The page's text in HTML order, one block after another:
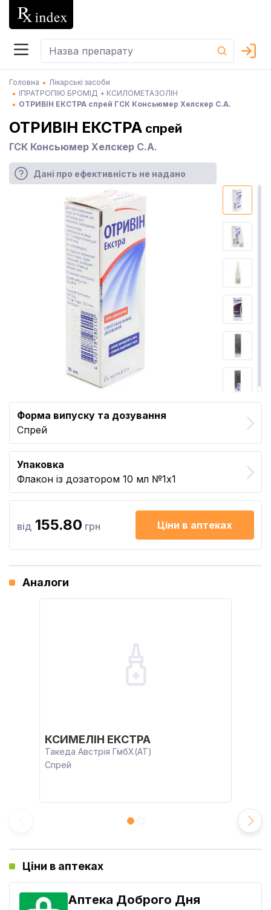
Головна
Лікарські засоби
ІПРАТРОПІЮ БРОМІД + КСИЛОМЕТАЗОЛІН
ОТРИВІН ЕКСТРА спрей ГСК Консьюмер Хелскер С.А.
ОТРИВІН ЕКСТРА спрей
ГСК Консьюмер Хелскер С.А.
Дані про ефективність не надано
Форма випуску та дозування
Спрей
Упаковка
Флакон із дозатором 10 мл №1x1
від 155.80 грн Ціни в аптеках
Аналоги
КСИМЕЛІН ЕКСТРА
Такеда Австрія ГмбХ(AT)
Спрей
Ціни в аптеках
Аптека Доброго Дня